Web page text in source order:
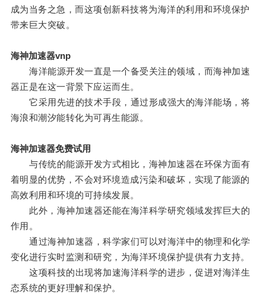
成为当务之急，而这项创新科技将为海洋的利用和环境保护
带来巨大突破。
海神加速器vnp
海洋能源开发一直是一个备受关注的领域，而海神加速
器正是在这一背景下应运而生。
它采用先进的技术手段，通过形成强大的海洋能场，将
海浪和潮汐能转化为可再生能源。
海神加速器免费试用
与传统的能源开发方式相比，海神加速器在环保方面有
着明显的优势，不会对环境造成污染和破坏，实现了能源的
高效利用和环境的可持续发展。
此外，海神加速器还能在海洋科学研究领域发挥巨大的
作用。
通过海神加速器，科学家们可以对海洋中的物理和化学
变化进行实时监测和研究，为海洋环境保护提供有力支持。
这项科技的出现将加速海洋科学的进步，促进对海洋生
态系统的更好理解和保护。